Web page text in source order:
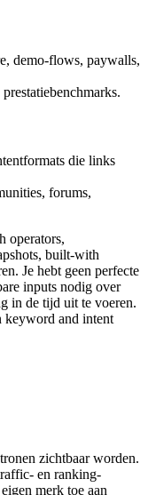
demo-flows, paywalls,
die links
forums,
operators,
built-with
Je hebt geen perfecte
inputs nodig over
in de tijd uit te voeren.
keyword and intent
zichtbaar worden.
en ranking-
merk toe aan